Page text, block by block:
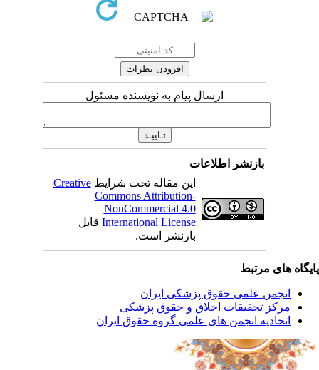
ارسال پیام به نویسنده مسئول
بازنشر اطلاعات
این مقاله تحت شرایطCreative
Commons Attribution-
NonCommercial 4.0
International Licenseقابل
بازنشر است.
های مرتبط
انجمن علمی حقوق پزشکی ایران
مرکز تحقیقات اخلاق و حقوق پزشکی
اتحادیه انجمن های علمی گروه حقوق ایران